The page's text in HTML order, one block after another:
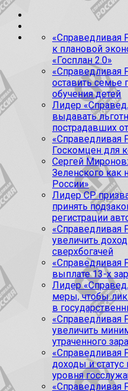
«Справедливая
к плановой
«Госплан 2.0»
«Справедливая
оставить
обучения детей
Лидер
выдавать
пострадавших
«Справедливая
Госкомцен для
Сергей
Зеленского как
России»
Лидер СР
принять
регистрации
«Справедливая
увеличить
сверхбогачей
«Справедливая
выплате 13-х
Лидер
меры, чтобы
в
«Справедливая
увеличить
утраченного
«Справедливая
доходы и
уровня
«Справедливая